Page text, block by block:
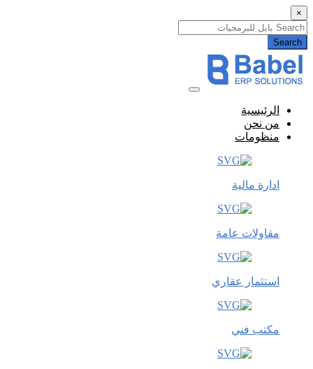
×
Search
الرئيسية
من نحن
منظومات
ادارة مالية
مقاولات عامة
استثمار عقاري
مكتب فني